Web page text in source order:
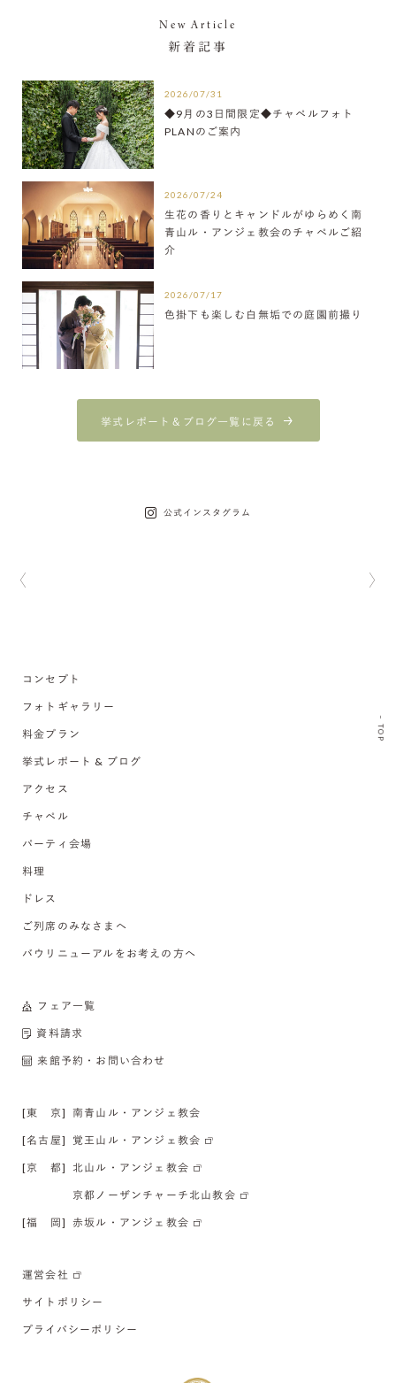
New Article
新着記事
2026/07/31
◆9月の3日間限定◆チャペルフォト
PLANのご案内
2026/07/24
生花の香りとキャンドルがゆらめく南
青山ル・アンジェ教会のチャペルご紹
介
2026/07/17
色掛下も楽しむ白無垢での庭園前撮り
挙式レポート＆ブログ一覧に戻る
公式インスタグラム
TOP
コンセプト
フォトギャラリー
料金プラン
挙式レポート & ブログ
アクセス
チャペル
パーティ会場
料理
ドレス
ご列席のみなさまへ
バウリニューアルをお考えの方へ
フェア一覧
資料請求
来館予約・お問い合わせ
[東 京] 南青山ル・アンジェ教会
[名古屋] 覚王山ル・アンジェ教会
[京 都] 北山ル・アンジェ教会
京都ノーザンチャーチ北山教会
[福 岡] 赤坂ル・アンジェ教会
運営会社
サイトポリシー
プライバシーポリシー